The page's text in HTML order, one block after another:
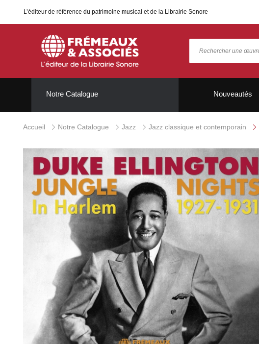
L’éditeur de référence du patrimoine musical et de la Librairie Sonore
Notre Catalogue Nouveautés
Accueil Notre Catalogue Jazz Jazz classique et contemporain